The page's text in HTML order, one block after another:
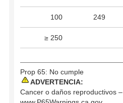
100 249
≥ 250
Prop 65: No cumple
ADVERTENCIA:
Cancer o daños reproductivos –